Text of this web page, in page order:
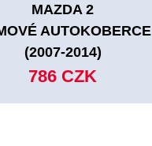
MAZDA 2
AUTOKOBERCE
(2007-2014)
786 CZK